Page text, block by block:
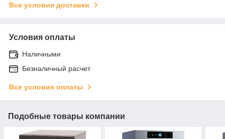
Все условия доставки
Условия оплаты
Наличными
Безналичный расчет
Все условия оплаты
Подобные товары компании